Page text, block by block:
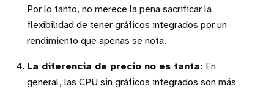
Por lo tanto, no merece la pena sacrificar la
flexibilidad de tener gráficos integrados por un
rendimiento que apenas se nota.
La diferencia de precio no es tanta: En
general, las CPU sin gráficos integrados son más